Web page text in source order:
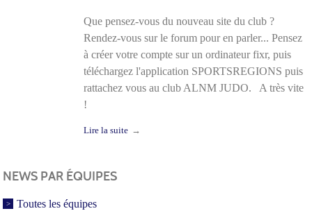
Que pensez-vous du nouveau site du club ?
Rendez-vous sur le forum pour en parler... Pensez
à créer votre compte sur un ordinateur fixr, puis
téléchargez l'application SPORTSREGIONS puis
rattachez vous au club ALNM JUDO. A très vite
!
Lire la suite
NEWS PAR ÉQUIPES
Toutes les équipes